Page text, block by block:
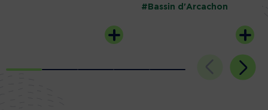
#Bassin d'Arcachon